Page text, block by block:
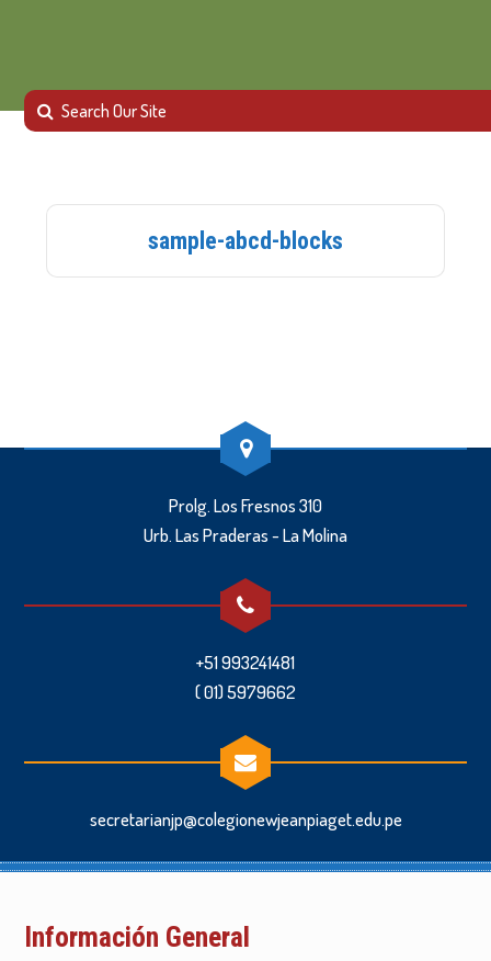
sample-abcd-blocks
Prolg. Los Fresnos 310
Urb. Las Praderas - La Molina
+51 993241481
( 01) 5979662
secretarianjp@colegionewjeanpiaget.edu.pe
Información General